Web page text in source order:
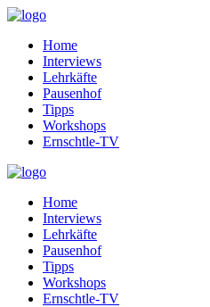
Home
Interviews
Lehrkäfte
Pausenhof
Tipps
Workshops
Ernschtle-TV
Home
Interviews
Lehrkäfte
Pausenhof
Tipps
Workshops
Ernschtle-TV